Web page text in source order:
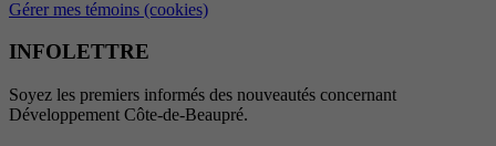
Gérer mes témoins (cookies)
INFOLETTRE
Soyez les premiers informés des nouveautés concernant
Développement Côte-de-Beaupré.